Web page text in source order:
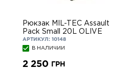
Рюкзак MIL-TEC Assault
Pack Small 20L OLIVE
АРТИКУЛ: 10148
В НАЛИЧИИ
2 250 ГРН